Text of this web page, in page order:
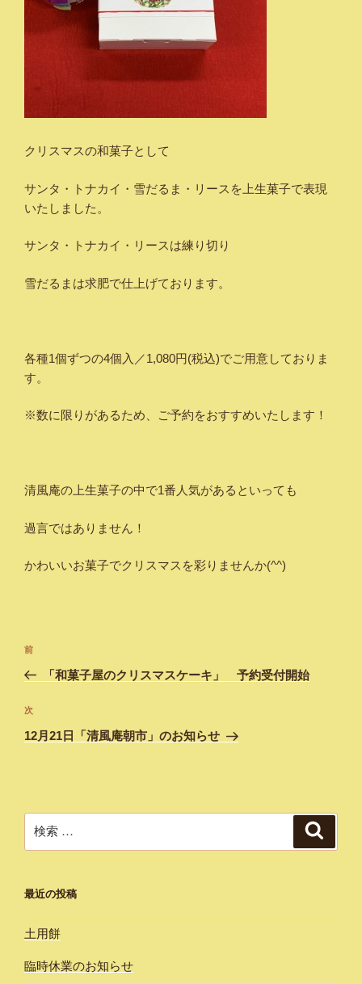
クリスマスの和菓子として
サンタ・トナカイ・雪だるま・リースを上生菓子で表現
いたしました。
サンタ・トナカイ・リースは練り切り
雪だるまは求肥で仕上げております。
各種1個ずつの4個入／1,080円(税込)でご用意しておりま
す。
※数に限りがあるため、ご予約をおすすめいたします！
清風庵の上生菓子の中で1番人気があるといっても
過言ではありません！
かわいいお菓子でクリスマスを彩りませんか(^^)
投
ナ
ビ
ゲ
ン
過
去
投
稿
前
「和菓子屋のクリスマスケーキ」 予約受付開始
次
の
次
12月21日「清風庵朝市」のお知らせ
検
索:
最近の投稿
土用餅
臨時休業のお知らせ